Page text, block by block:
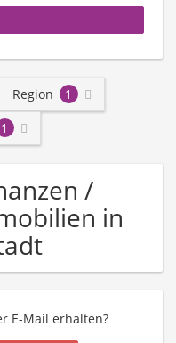
Region
1
1
/
in
E-Mail erhalten?